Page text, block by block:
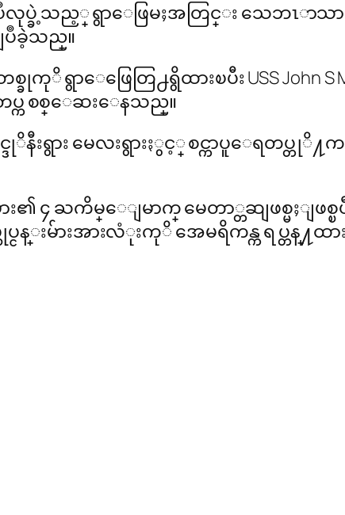
လုပ္ခဲ့သည့္ ရွာေဖြမႈအတြင္း သေဘၤာသာ
ပဳခဲ့သည္။
ရွာေဖြေတြ႕ရွိထားၿပီး USS John S
က စစ္ေဆးေနသည္။
နီးရွား မေလးရွားႏွင့္ စင္ကာပူေရတပ္တုိ႔
၄ ႀကိမ္ေျမာက္ မေတာ္တဆျဖစ္မႈျဖစ္
န္းမ်ားအားလံုးကုိ အေမရိကန္က ရပ္တန္႔ထ